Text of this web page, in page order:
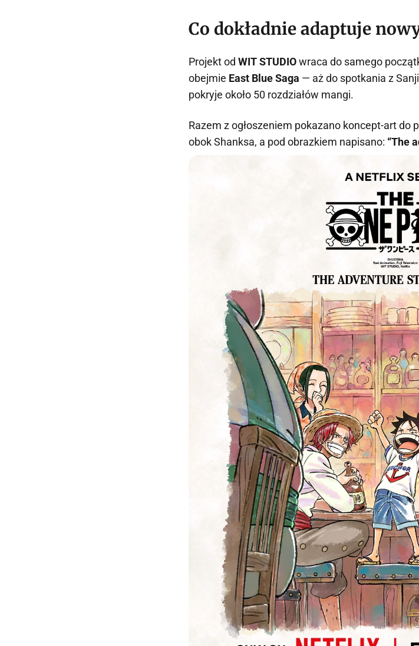
Co dokładnie adaptuje
Projekt od WIT STUDIOwraca do samego
obejmie East Blue Saga — aż do spotkania z
pokryje około 50 rozdziałów mangi.
Razem z ogłoszeniem pokazano koncept-art do
obok Shanksa, a pod obrazkiem napisano: “The